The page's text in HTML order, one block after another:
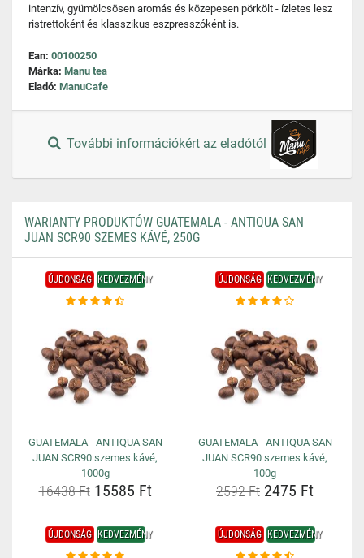
intenzív, gyümölcsösen aromás és közepesen pörkölt - ízletes lesz
ristrettoként és klasszikus eszpresszóként is.
Ean: 00100250
Márka: Manu tea
Eladó: ManuCafe
További információkért az eladótól
WARIANTY PRODUKTÓW GUATEMALA - ANTIQUA SAN
JUAN SCR90 SZEMES KÁVÉ, 250G
ÚJDONSÁG KEDVEZMÉNY
GUATEMALA - ANTIQUA SAN
JUAN SCR90 szemes kávé,
1000g
16438 Ft15585 Ft
ÚJDONSÁG KEDVEZMÉNY
GUATEMALA - ANTIQUA SAN
JUAN SCR90 szemes kávé,
100g
2592 Ft 2475 Ft
ÚJDONSÁG KEDVEZMÉNY ÚJDONSÁG KEDVEZMÉNY